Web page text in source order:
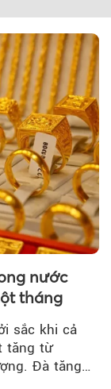
nước
tháng
sắc khi cả
tăng từ
Đà tăng